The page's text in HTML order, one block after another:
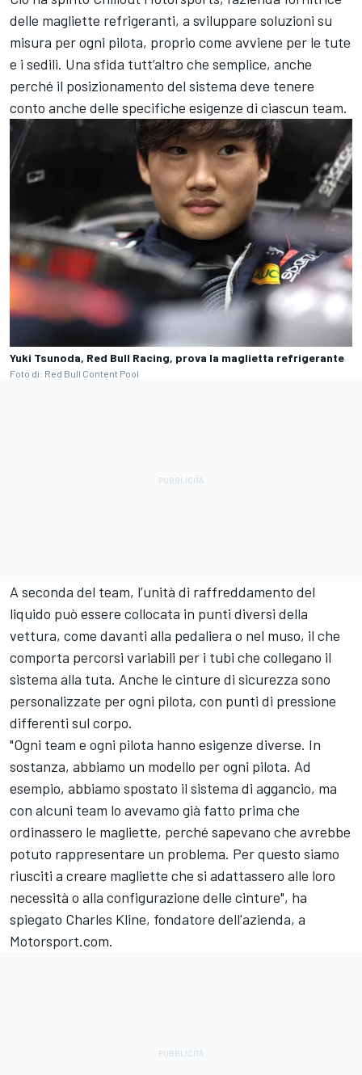
delle magliette refrigeranti, a sviluppare soluzioni su
misura per ogni pilota, proprio come avviene per le tute
e i sedili. Una sfida tutt’altro che semplice, anche
perché il posizionamento del sistema deve tenere
conto anche delle specifiche esigenze di ciascun team.
Yuki Tsunoda, Red Bull Racing, prova la maglietta refrigerante
Foto di: Red Bull Content Pool
A seconda del team, l’unità di raffreddamento del
liquido può essere collocata in punti diversi della
vettura, come davanti alla pedaliera o nel muso, il che
comporta percorsi variabili per i tubi che collegano il
sistema alla tuta. Anche le cinture di sicurezza sono
personalizzate per ogni pilota, con punti di pressione
differenti sul corpo.
"Ogni team e ogni pilota hanno esigenze diverse. In
sostanza, abbiamo un modello per ogni pilota. Ad
esempio, abbiamo spostato il sistema di aggancio, ma
con alcuni team lo avevamo già fatto prima che
ordinassero le magliette, perché sapevano che avrebbe
potuto rappresentare un problema. Per questo siamo
riusciti a creare magliette che si adattassero alle loro
necessità o alla configurazione delle cinture", ha
spiegato Charles Kline, fondatore dell'azienda, a
Motorsport.com.